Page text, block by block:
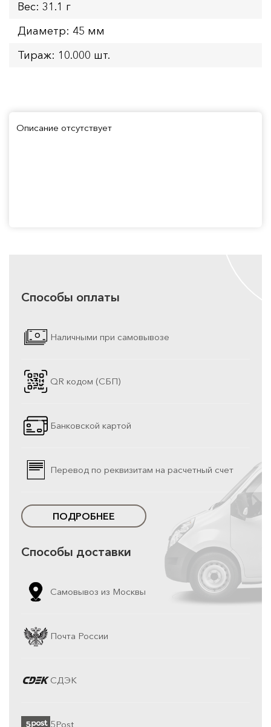
Вес: 31.1 г
Диаметр: 45 мм
Тираж: 10.000 шт.
Описание отсутствует
Способы оплаты
Наличными при самовывозе
QR кодом (СБП)
Банковской картой
Перевод по реквизитам на расчетный счет
ПОДРОБНЕЕ
Способы доставки
Самовывоз из Москвы
Почта России
СДЭК
5Post